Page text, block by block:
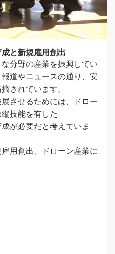
と新規雇用創出
分野の産業を振興してい
道やニュースの通り、安
されています。
させるためには、ドロー
技能を有した
が必要だと考えていま
用創出、ドローン産業に